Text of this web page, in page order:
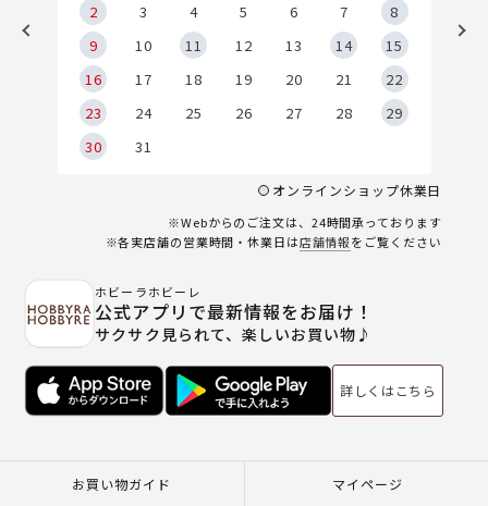
2
3 4 5 6 7
8
9
10 11 12 13 14
15
16
17 18 19 20 21
22
23
24 25 26 27 28
29
30
31
オンラインショップ休業日
※Webからのご注文は、24時間承っております
※各実店舗の営業時間・休業日は店舗情報をご覧ください
ホビーラホビーレ
公式アプリで最新情報をお届け！
サクサク見られて、楽しいお買い物♪
詳しくはこちら
お買い物ガイド マイページ